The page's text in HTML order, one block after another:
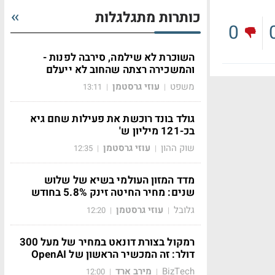
0
כותרות מתגלגלות
השוכרת לא שילמה, סירבה לפנות -
והמשכירה רצתה שהחוב לא ייעלם
משפט | עוזי גרסטמן |
13:11
גולד בונד רוכשת את פעילות שחם גיא
בכ-121 מיליון ש'
שוק ההון | עוזי גרסטמן |
12:35
מדד המזון העולמי בשיא של שלוש
שנים: מחיר החיטה זינק 5.8% בחודש
גלובל | עוזי גרסטמן |
12:20
רמקול בצורת דונאט במחיר של מעל 300
דולר: זה המכשיר הראשון של OpenAI
BizTech
| מירב ארד |
12:00